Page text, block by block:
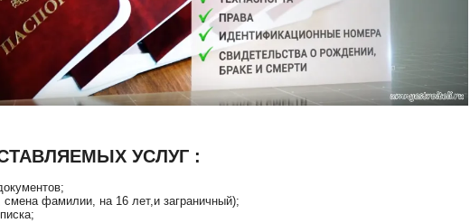
УСЛУГ :
смена фамилии, на 16 лет,и заграничный);